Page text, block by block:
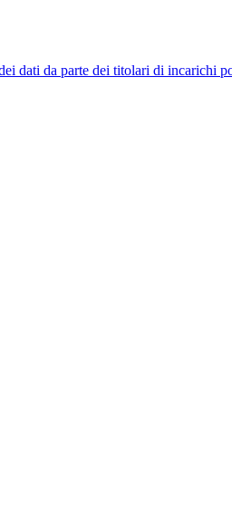
dati da parte dei titolari di incarichi